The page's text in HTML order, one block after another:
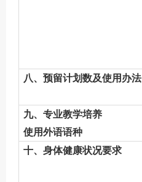
八、预留计划数及使用办法
九、专业教学培养
使用外语语种
十、身体健康状况要求